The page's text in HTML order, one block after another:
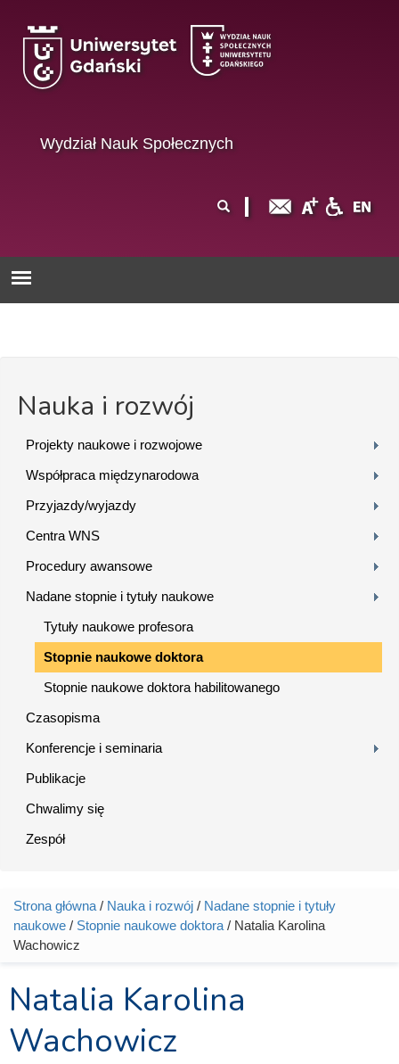
Wydział Nauk Społecznych
wyszukiwania
Nauka i rozwój
Projekty naukowe i rozwojowe
Współpraca międzynarodowa
Przyjazdy/wyjazdy
Centra WNS
Procedury awansowe
Nadane stopnie i tytuły naukowe
Tytuły naukowe profesora
Stopnie naukowe doktora
Stopnie naukowe doktora habilitowanego
Czasopisma
Konferencje i seminaria
Publikacje
Chwalimy się
Zespół
Jesteś tutaj
Strona główna / Nauka i rozwój / Nadane stopnie i tytuły
naukowe / Stopnie naukowe doktora / Natalia Karolina
Wachowicz
Natalia Karolina
Wachowicz